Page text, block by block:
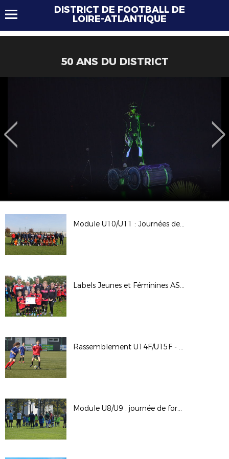
DISTRICT DE FOOTBALL DE
LOIRE-ATLANTIQUE
50 ANS DU DISTRICT
Module U10/U11 : Journées de formation 27 & 28/10/17
Labels Jeunes et Féminines AS Sud Loire Geneston
Rassemblement U14F/U15F - 18/10/17
Module U8/U9 : journée de formation